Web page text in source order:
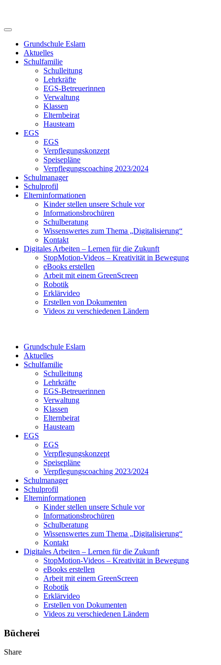
Grundschule Eslarn
Aktuelles
Schulfamilie
Schulleitung
Lehrkräfte
EGS-Betreuerinnen
Verwaltung
Klassen
Elternbeirat
Hausteam
EGS
EGS
Verpflegungskonzept
Speisepläne
Verpflegungscoaching 2023/2024
Schulmanager
Schulprofil
Elterninformationen
Kinder stellen unsere Schule vor
Informationsbrochüren
Schulberatung
Wissenswertes zum Thema „Digitalisierung“
Kontakt
Digitales Arbeiten – Lernen für die Zukunft
StopMotion-Videos – Kreativität in Bewegung
eBooks erstellen
Arbeit mit einem GreenScreen
Robotik
Erklärvideo
Erstellen von Dokumenten
Videos zu verschiedenen Ländern
Grundschule Eslarn
Aktuelles
Schulfamilie
Schulleitung
Lehrkräfte
EGS-Betreuerinnen
Verwaltung
Klassen
Elternbeirat
Hausteam
EGS
EGS
Verpflegungskonzept
Speisepläne
Verpflegungscoaching 2023/2024
Schulmanager
Schulprofil
Elterninformationen
Kinder stellen unsere Schule vor
Informationsbrochüren
Schulberatung
Wissenswertes zum Thema „Digitalisierung“
Kontakt
Digitales Arbeiten – Lernen für die Zukunft
StopMotion-Videos – Kreativität in Bewegung
eBooks erstellen
Arbeit mit einem GreenScreen
Robotik
Erklärvideo
Erstellen von Dokumenten
Videos zu verschiedenen Ländern
Bücherei
Share